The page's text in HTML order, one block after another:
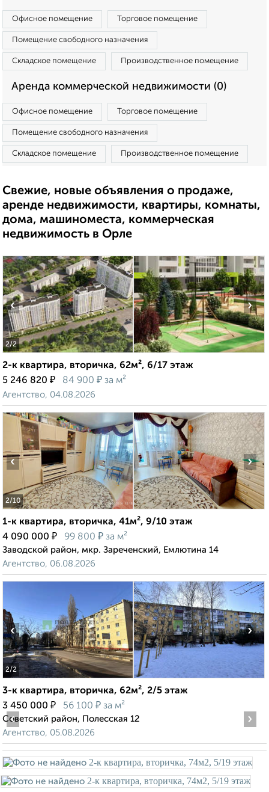
Офисное помещение Торговое помещение
Помещение свободного назначения
Складское помещение Производственное помещение
Аренда коммерческой недвижимости (0)
Офисное помещение Торговое помещение
Помещение свободного назначения
Складское помещение Производственное помещение
Свежие, новые объявления о продаже,
аренде недвижимости, квартиры, комнаты,
дома, машиноместа, коммерческая
недвижимость в Орле
2/2
‹ ›
2-к квартира, вторичка, 62м², 6/17 этаж
5 246 820 ₽ 84 900 ₽ за м²
Агентство, 04.08.2026
2/10
‹ ›
1-к квартира, вторичка, 41м², 9/10 этаж
4 090 000 ₽ 99 800 ₽ за м²
Заводской район, мкр. Зареченский, Емлютина 14
Агентство, 06.08.2026
2/2
‹ ›
3-к квартира, вторичка, 62м², 2/5 этаж
3 450 000 ₽ 56 100 ₽ за м²
Советский район, Полесская 12
Агентство, 05.08.2026
‹ ›